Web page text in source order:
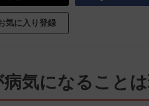
気に入り登録
病気になること